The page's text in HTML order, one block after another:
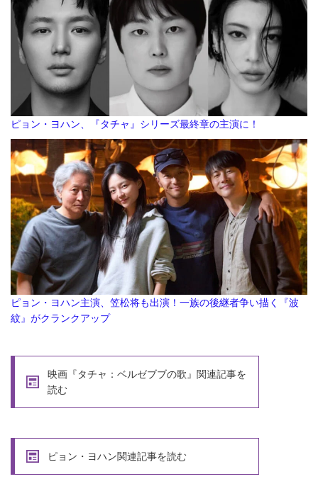
ピョン・ヨハン、『タチャ』シリーズ最終章の主演に！
ピョン・ヨハン主演、笠松将も出演！一族の後継者争い描く『波
紋』がクランクアップ
映画『タチャ：ベルゼブブの歌』関連記事を
読む
ピョン・ヨハン関連記事を読む